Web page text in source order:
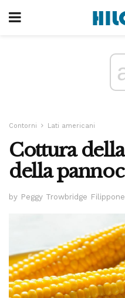
Contorni Lati americani
Cottura
della
by Peggy Trowbridge Filippone